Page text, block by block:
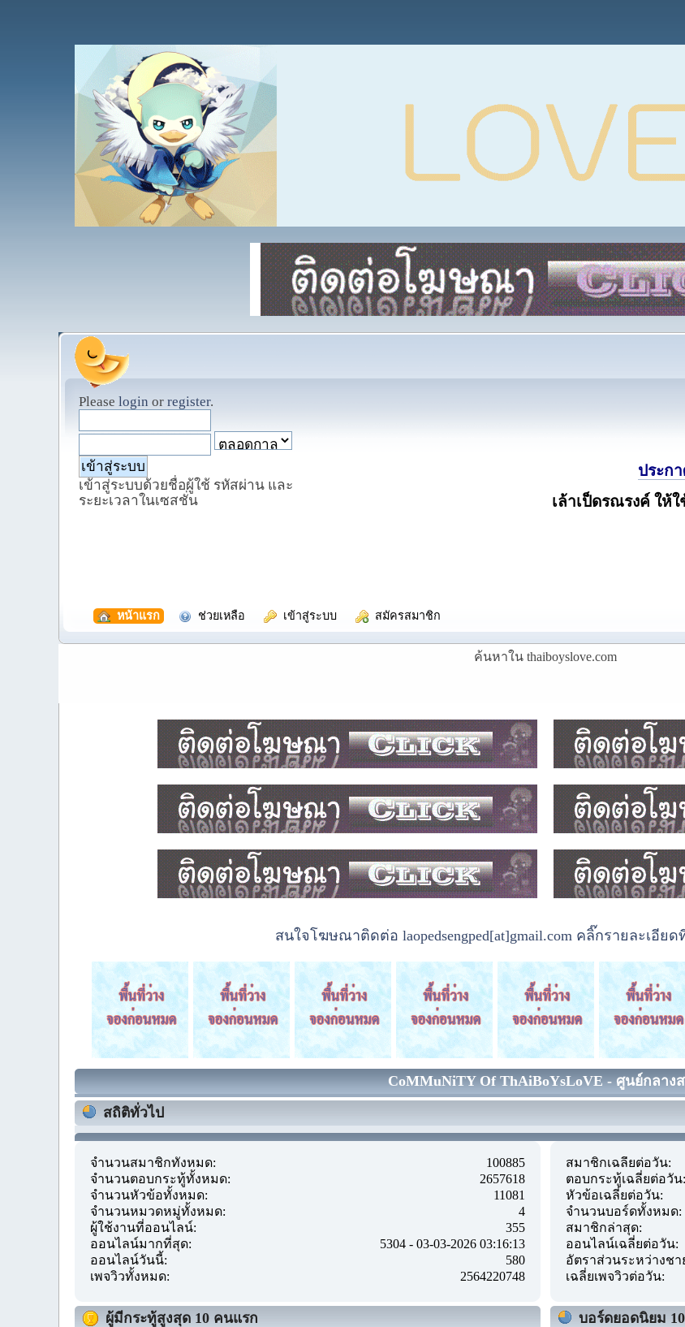
Please login or register.
เข้าสู่ระบบด้วยชื่อผู้ใช้ รหัสผ่าน และ
ระยะเวลาในเซสชั่น
ประก
เล้าเป็ดรณรงค์ ให้
หน้าแรก ช่วยเหลือ เข้าสู่ระบบ สมัครสมาชิก
ค้นหาใน thaiboyslove.com
สนใจโฆษณาติดต่อ laopedsengped[at]gmail.com คลิ๊กรายละเอีย
CoMMuNiTY Of ThAiBoYsLoVE - ศูนย์กลาง
สถิติทั่วไป
จำนวนสมาชิกทั้งหมด:
100885
จำนวนตอบกระทู้ทั้งหมด:
2657618
จำนวนหัวข้อทั้งหมด:
11081
จำนวนหมวดหมู่ทั้งหมด:
4
ผู้ใช้งานที่ออนไลน์:
355
ออนไลน์มากที่สุด:
5304 - 03-03-2026 03:16:13
ออนไลน์วันนี้:
580
เพจวิวทั้งหมด:
2564220748
สมาชิกเฉลี่ยต่อวัน:
ตอบกระทู้เฉลี่ยต่อวัน:
หัวข้อเฉลี่ยต่อวัน:
จำนวนบอร์ดทั้งหมด:
สมาชิกล่าสุด:
ออนไลน์เฉลี่ยต่อวัน:
อัตราส่วนระหว่างช
เฉลี่ยเพจวิวต่อวัน:
ผู้มีกระทู้สูงสุด 10 คนแรก บอร์ดยอดนิยม